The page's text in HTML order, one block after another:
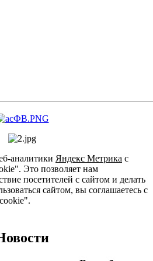
аналитики Яндекс Метрика с
Это позволяет нам
посетителей с сайтом и делать
сайтом, вы соглашаетесь с